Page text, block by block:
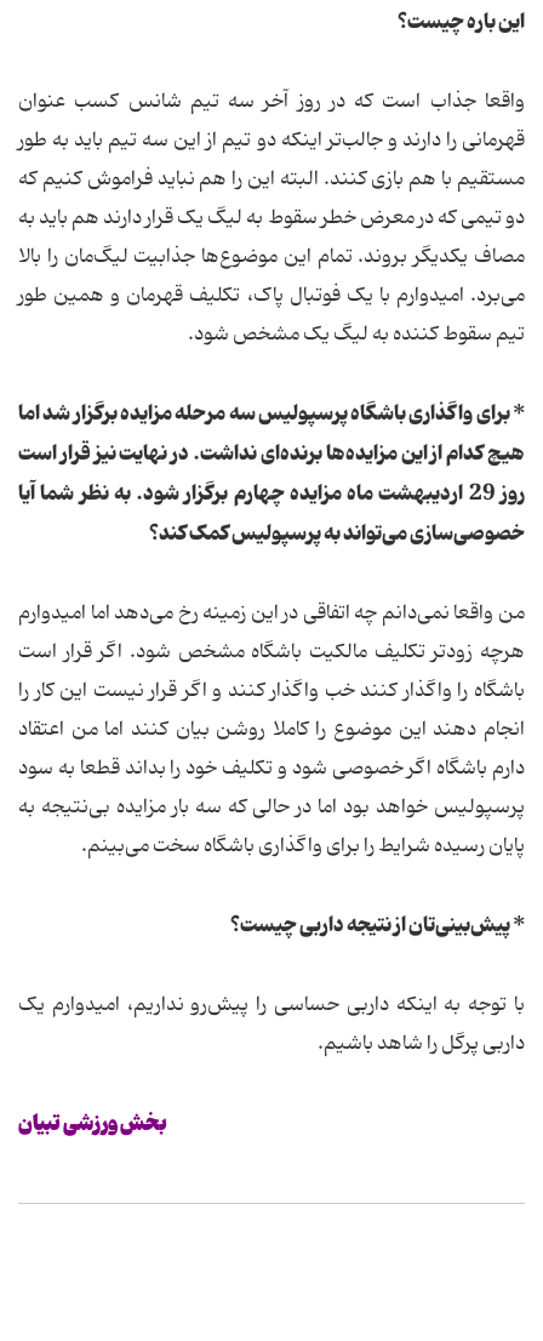
این باره چیست؟
واقعا جذاب است که در روز آخر سه تیم شانس کسب عنوان
قهرمانی را دارند و جالب‌تر اینکه دو تیم از این سه تیم باید به طور
مستقیم با هم بازی کنند. البته این را هم نباید فراموش کنیم که
دو تیمی که در معرض خطر سقوط به لیگ یک قرار دارند هم باید به
مصاف یکدیگر بروند. تمام این موضوع‌ها جذابیت لیگ‌مان را بالا
می‌برد. امیدوارم با یک فوتبال پاک، تکلیف قهرمان و همین طور
تیم سقوط کننده به لیگ یک مشخص شود.
* برای واگذاری باشگاه پرسپولیس سه مرحله مزایده برگزار شد اما
هیچ کدام از این مزایده‌ها برنده‌ای نداشت. در نهایت نیز قرار است
روز 29 اردیبهشت ماه مزایده چهارم برگزار شود. به نظر شما آیا
خصوصی‌سازی می‌تواند به پرسپولیس کمک کند؟
من واقعا نمی‌دانم چه اتفاقی در این زمینه رخ می‌دهد اما امیدوارم
هرچه زودتر تکلیف مالکیت باشگاه مشخص شود. اگر قرار است
باشگاه را واگذار کنند خب واگذار کنند و اگر قرار نیست این کار را
انجام دهند این موضوع را کاملا روشن بیان کنند اما من اعتقاد
دارم باشگاه اگر خصوصی شود و تکلیف خود را بداند قطعا به سود
پرسپولیس خواهد بود اما در حالی که سه بار مزایده بی‌نتیجه به
پایان رسیده شرایط را برای واگذاری باشگاه سخت می‌بینم.
* پیش‌بینی‌تان از نتیجه داربی چیست؟
با توجه به اینکه داربی حساسی را پیش‌رو نداریم، امیدوارم یک
داربی پرگل را شاهد باشیم.
بخش ورزشی تبیان